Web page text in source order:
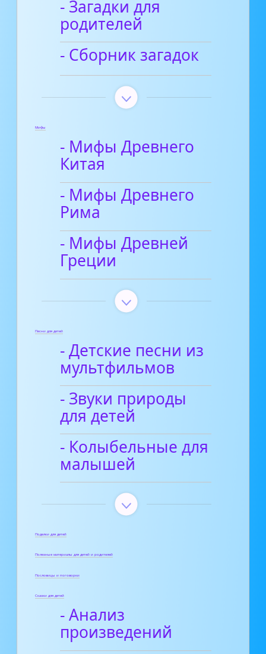
- Загадки для
родителей
- Сборник загадок
Мифы
- Мифы Древнего
Китая
- Мифы Древнего
Рима
- Мифы Древней
Греции
Песни для детей
- Детские песни из
мультфильмов
- Звуки природы
для детей
- Колыбельные для
малышей
Поделки для детей
Полезные материалы для детей и родителей
Пословицы и поговорки
Сказки для детей
- Анализ
произведений